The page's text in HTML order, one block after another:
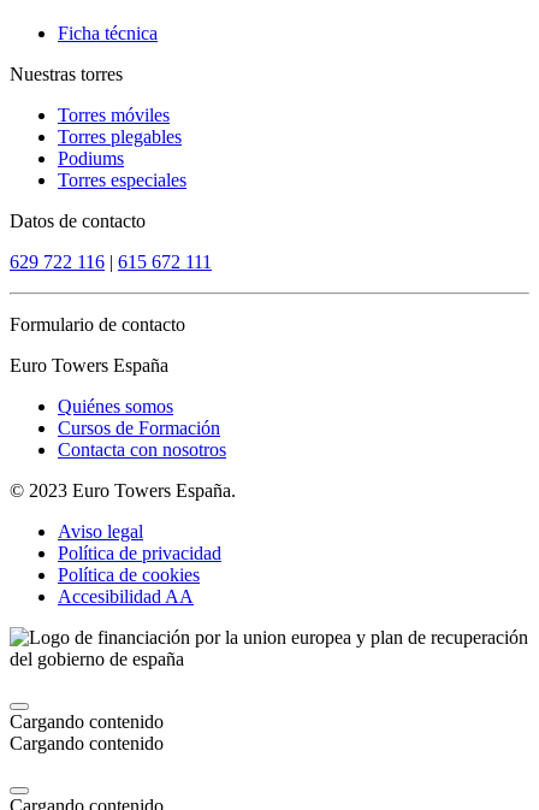
Ficha técnica
Nuestras torres
Torres móviles
Torres plegables
Podiums
Torres especiales
Datos de contacto
629 722 116 | 615 672 111
Formulario de contacto
Euro Towers España
Quiénes somos
Cursos de Formación
Contacta con nosotros
© 2023 Euro Towers España.
Aviso legal
Política de privacidad
Política de cookies
Accesibilidad AA
Cargando contenido
Cargando contenido